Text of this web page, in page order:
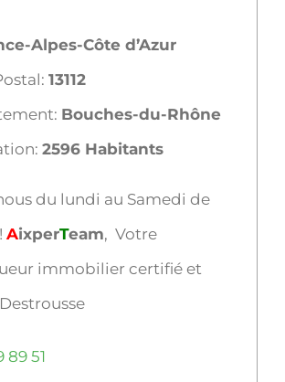
Alpes-Côte d’Azur
13112
Bouches-du-Rhône
2596 Habitants
du lundi au Samedi de
AixperTeam, Votre
immobilier certifié et
89 51